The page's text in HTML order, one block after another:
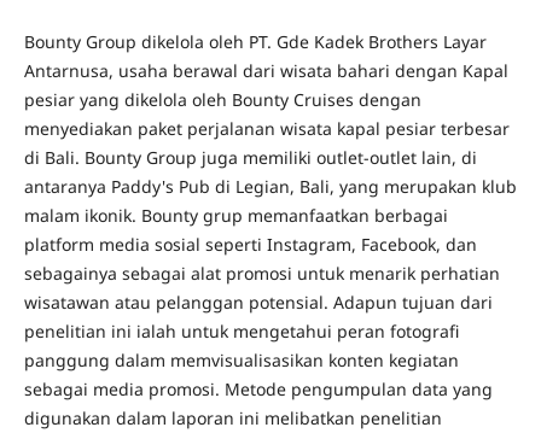
Bounty Group dikelola oleh PT. Gde Kadek Brothers Layar
Antarnusa, usaha berawal dari wisata bahari dengan Kapal
pesiar yang dikelola oleh Bounty Cruises dengan
menyediakan paket perjalanan wisata kapal pesiar terbesar
di Bali. Bounty Group juga memiliki outlet-outlet lain, di
antaranya Paddy's Pub di Legian, Bali, yang merupakan klub
malam ikonik. Bounty grup memanfaatkan berbagai
platform media sosial seperti Instagram, Facebook, dan
sebagainya sebagai alat promosi untuk menarik perhatian
wisatawan atau pelanggan potensial. Adapun tujuan dari
penelitian ini ialah untuk mengetahui peran fotografi
panggung dalam memvisualisasikan konten kegiatan
sebagai media promosi. Metode pengumpulan data yang
digunakan dalam laporan ini melibatkan penelitian